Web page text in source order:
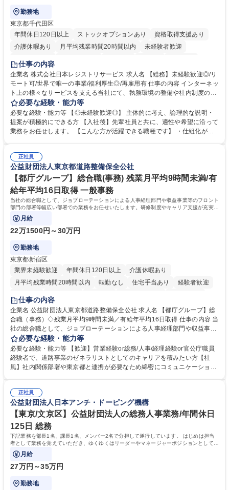
勤務地
東京都千代田区
年間休日120日以上
ストックオプションあり
資格取得支援あり
介護休暇あり
月平均残業時間20時間以内
未経験者歓迎
住宅手当あり
完全週休2日制
交通費支給 駅近5分以内 土日祝休み 服装自由
仕事の内容
企業名 株式会社日本レジストリサービス 求人名 【総務】未経験歓迎◎/リ
モート可/世界で唯一の事業/福利厚生◎/再雇用有 仕事の内容 インターネッ
ト上の様々なサービスを支える当社にて、執務環境の整備や社内制度の検
討、イベント運営などの幅広い業務を担当し、間接的に会社の生産性向上
や成長に貢献している部署です。 会社の全メンバーが安心して長く成果を
発揮できる環境を整えるために、毎日のメンテナンスや維持管理に加え、
新たな施策検討を積極的に行っていただき、会社全体を巻き込み課題解決
幅広い業務の体得が可能で、多様なキャリアパスを描くことも可能です。
募集職種 【総務】未経験歓迎◎/リモート可/世界で唯一の事業/福利厚生◎/
再雇用有
必要な経験・能力等
必要な経験・能力等 【◎未経験歓迎◎】 主体的に考え、論理的な説明・
提案が積極的にできる方 【入社後】先輩社員と共に、適性や希望に沿って
業務をお任せします。 【こんな方が活躍できる職種です】 ・仕組化が好
対処できる・新しいことに興味関心がある 【魅力】■自己啓発支援：資格
取得や通信教育など費用の80%（年間25万円まで）を補助 ■住宅手当：家
賃の50%（月額7万円まで）を補助 学歴・資格 学歴：大学院 大学 語学
力： 資格：
正社員
公益財団法人東京都道路整備保全公社
【都庁グループ】総合職(事務) 残業月平均9時間未満/有
給年平均16日取得 一般事務
当社の総合職として、ジョブローテーションによる人事経理部門や収益事業等のフロント
部門の部署等幅広い部署での業務をお任せいたします。研修制度やキャリア支援が充実し
ております！ ※下記業務詳細
月給
22万1500円～30万円
勤務地
東京都新宿区
業界未経験歓迎
年間休日120日以上
介護休暇あり
月平均残業時間20時間以内
転勤なし 住宅手当あり
経験者歓迎
研修あり
退職金あり
駅近5分以内
資格取得手当あり 食事補助あり
仕事の内容
企業名 公益財団法人東京都道路整備保全公社 求人名 【都庁グループ】総
合職（事務）◇残業月平均9時間未満／有給年平均16日取得 仕事の内容 当
社の総合職として、ジョブローテーションによる人事経理部門や収益事業
等のフロント部門の部署等幅広い部署での業務をお任せいたします。研修
制度やキャリア支援が充実しております！ ※下記業務詳細 【業務詳細】■
管理部門：広報、人事、経理など当公社の運営に係る管理業務 ■収益部
門：駐車場の新規開拓、管理運営、新宿駅西口広場の「イベントコーナ
道路施設や道路工事現場の見学ツアー事業 ※入社後は上記いずれかの部門
へ配属。※業務内容変更の範囲：会社の定める業務 募集職種 【都庁グル
ープ】総合職（事務）◇残業月平均9時間未満／有給年平均16日取得
必要な経験・能力等
必要な経験・能力等 【歓迎】営業経験or総務/人事/経理経験or官公庁職員
経験者で、道路事業のゼネラリストとしてのキャリアを積みたい方【社
風】社内関係部署や東京都と連携が必要なため綿密にコミュニケーション
部門など多岐に渡る業務を経験できます。 ■様々なプロジェクト：駐車場
事業の他、新宿駅西口広場内に設置された照明を兼ねた広告「ブライトサ
イン」の管理運営を行うなど、事業収益を生み出す活動を積極的に行って
います。 学歴・資格 学歴：大学院 大学 高専 短大 専修学校 高校 語学力：
資格：
正社員
公益財団法人日本アンチ・ドーピング機構
【東京/文京区】公益財団法人の総務人事業務/年間休日
125日 総務
下記業務を部長1名、課長1名、メンバー2名で分担して遂行しています。 はじめは担当
者として業務を覚えていただき、ゆくゆくはリーダーやマネージャーポジションとして活
躍いただくことを期待しています。
月給
27万円～35万円
勤務地